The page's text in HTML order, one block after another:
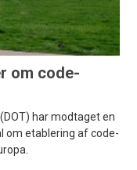
om code-
har modtaget en
om etablering af code-